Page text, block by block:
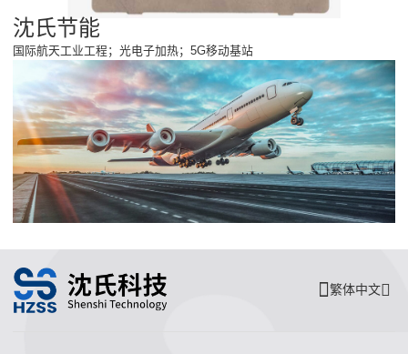
沈氏节能
国际航天工业工程；光电子加热；5G移动基站
繁体中文